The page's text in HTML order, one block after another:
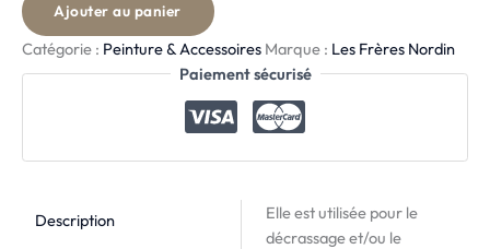
Ajouter au panier
Catégorie : Peinture & Accessoires Marque : Les Frères Nordin
Paiement sécurisé
Description
Elle est utilisée pour le
décrassage et/ou le